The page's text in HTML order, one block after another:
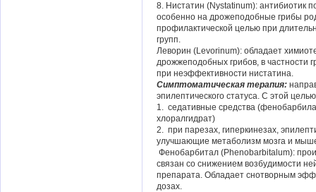
8. Нистатин (Nystatinum): антибиотик
особенно на дрожеподобные грибы
профилактической целью при
групп.
Леворин (Levorinum): обладает
дрожжеподобных грибов, в частности
при неэффективности нистатина.
Симптоматическая терапия:
эпилептического статуса. С этой
1. седативные средства
хлоралгидрат)
2. при парезах, гиперкинезах,
улучшающие метаболизм мозга и
Фенобарбитал (Phenobarbitalum):
связан со снижением возбудимости
препарата. Обладает снотворным
дозах.